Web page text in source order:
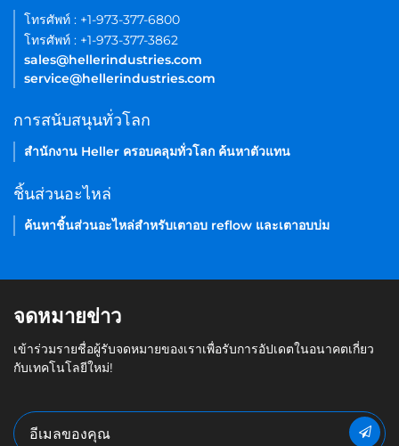
โทรศัพท์ : +1-973-377-6800
โทรศัพท์ : +1-973-377-3862
sales@hellerindustries.com
service@hellerindustries.com
การสนับสนุนทั่วโลก
สำนักงาน Heller ครอบคลุมทั่วโลก ค้นหาตัวแทน
ชิ้นส่วนอะไหล่
ค้นหาชิ้นส่วนอะไหล่สำหรับเตาอบ reflow และเตาอบบ่ม
จดหมายข่าว
เข้าร่วมรายชื่อผู้รับจดหมายของเราเพื่อรับการอัปเดตในอนาคตเกี่ยว
กับเทคโนโลยีใหม่!